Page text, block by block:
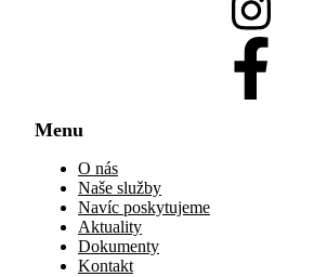
Menu
O nás
Naše služby
Navíc poskytujeme
Aktuality
Dokumenty
Kontakt